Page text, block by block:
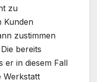
zu
Kunden
zustimmen
bereits
er in diesem Fall
Werkstatt